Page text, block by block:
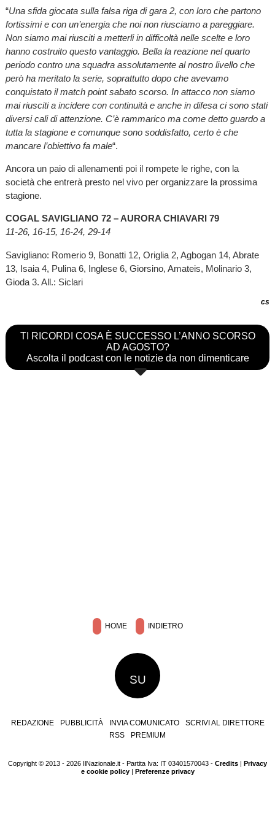
“Una sfida giocata sulla falsa riga di gara 2, con loro che partono
fortissimi e con un’energia che noi non riusciamo a pareggiare.
Non siamo mai riusciti a metterli in difficoltà nelle scelte e loro
hanno costruito questo vantaggio. Bella la reazione nel quarto
periodo contro una squadra assolutamente al nostro livello che
però ha meritato la serie, soprattutto dopo che avevamo
conquistato il match point sabato scorso. In attacco non siamo
mai riusciti a incidere con continuità e anche in difesa ci sono stati
diversi cali di attenzione. C’è rammarico ma come detto guardo a
tutta la stagione e comunque sono soddisfatto, certo è che
mancare l’obiettivo fa male“.
Ancora un paio di allenamenti poi il rompete le righe, con la
società che entrerà presto nel vivo per organizzare la prossima
stagione.
COGAL SAVIGLIANO 72 – AURORA CHIAVARI 79
11-26, 16-15, 16-24, 29-14
Savigliano: Romerio 9, Bonatti 12, Origlia 2, Agbogan 14, Abrate
13, Isaia 4, Pulina 6, Inglese 6, Giorsino, Amateis, Molinario 3,
Gioda 3. All.: Siclari
cs
TI RICORDI COSA È SUCCESSO L’ANNO SCORSO
AD AGOSTO?
Ascolta il podcast con le notizie da non dimenticare
HOME INDIETRO
SU
REDAZIONE PUBBLICITÀ INVIA COMUNICATO
SCRIVI AL DIRETTORE
RSS
PREMIUM
Copyright © 2013 - 2026 IlNazionale.it - Partita Iva: IT 03401570043 - Credits | Privacy
e cookie policy| Preferenze privacy